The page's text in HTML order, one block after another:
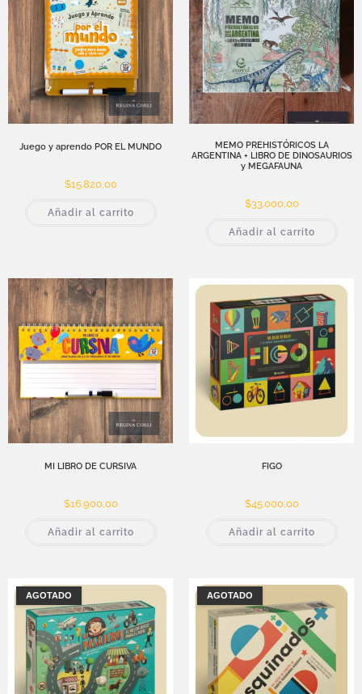
Juego y aprendo POR EL MUNDO
$15.820,00
Añadir al carrito
MEMO PREHISTÓRICOS LA
ARGENTINA + LIBRO DE DINOSAURIOS
y MEGAFAUNA
$33.000,00
Añadir al carrito
MI LIBRO DE CURSIVA
$16.900,00
Añadir al carrito
FIGO
$45.000,00
Añadir al carrito
AGOTADO AGOTADO